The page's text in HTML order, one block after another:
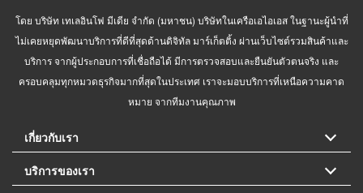
โดย บริษัท เทเลอินโฟ มีเดีย จำกัด (มหาชน) บริษัทในเครือเอไอเอส ในฐานะผู้นำที่
ไม่เคยหยุดพัฒนาบริการที่ดีที่สุดด้านดิจิทัล มาร์เก็ตติ้ง ผ่านเว็บไซต์รวมสินค้าและ
บริการ จากผู้ประกอบการที่เชื่อถือได้ มีการตรวจสอบและยืนยันตัวตนจริง และ
ครอบคลุมทุกหมวดธุรกิจมากที่สุดในประเทศ เราจะมอบบริการที่เหนือความคาด
หมาย จากทีมงานคุณภาพ
เกี่ยวกับเรา
บริการของเรา